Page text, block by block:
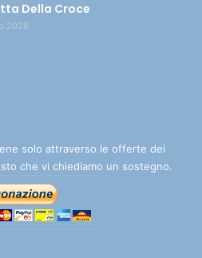
Della Croce
2026
solo attraverso le offerte dei
che vi chiediamo un sostegno.